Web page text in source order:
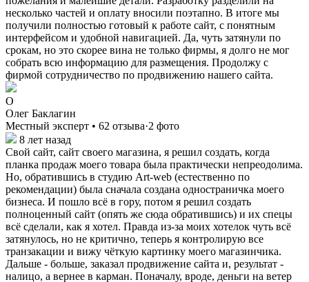
несколько частей и оплату вносили поэтапно. В итоге мы
получили полностью готовый к работе сайт, с понятным
интерфейсом и удобной навигацией. Да, чуть затянули по
срокам, но это скорее вина не только фирмы, я долго не мог
собрать всю информацию для размещения. Продолжу с
фирмой сотрудничество по продвижению нашего сайта.
О
Олег Баклагин
Местный эксперт • 62 отзыва·2 фото
8 лет назад
Свой сайт, сайт своего магазина, я решил создать, когда
планка продаж моего товара была практически непреодолима.
Но, обратившись в студию Аrt-web (естественно по
рекомендации) была сначала создана одностраничка моего
бизнеса. И пошло всё в гору, потом я решил создать
полноценный сайт (опять же сюда обратившись) и их спецы
всё сделали, как я хотел. Правда из-за моих хотелок чуть всё
затянулось, но не критично, теперь я контролирую все
транзакации и вижу чёткую картинку моего магазинчика.
Дальше - больше, заказал продвижение сайта и, результат -
налицо, а вернее в карман. Поначалу, вроде, деньги на ветер